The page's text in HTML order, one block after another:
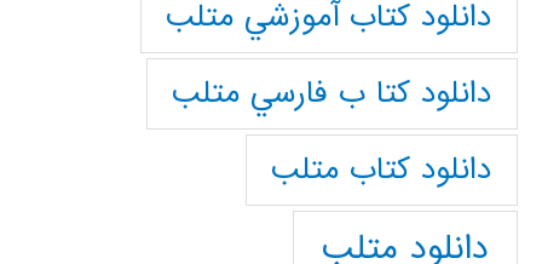
دانلود كتاب آموزشي متلب
دانلود كتا ب فارسي متلب
دانلود كتاب متلب
دانلود متلب